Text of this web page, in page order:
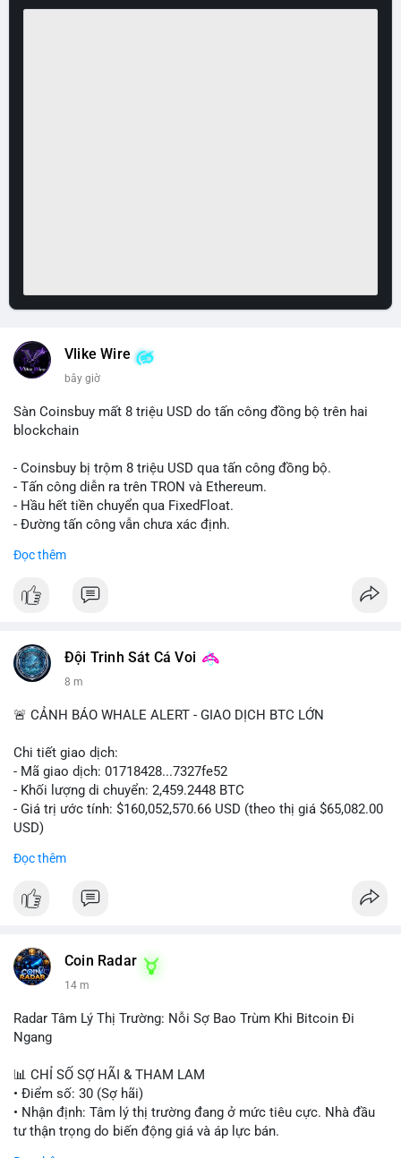
Vlike Wire
bây giờ
Sàn Coinsbuy mất 8 triệu USD do tấn công đồng bộ trên hai
blockchain
- Coinsbuy bị trộm 8 triệu USD qua tấn công đồng bộ.
- Tấn công diễn ra trên TRON và Ethereum.
- Hầu hết tiền chuyển qua FixedFloat.
- Đường tấn công vẫn chưa xác định.
#binancesquare
$trx $eth
📰 Nguồn: CoinDesk
Đọc thêm
Đội Trinh Sát Cá Voi
8 m
🚨 CẢNH BÁO WHALE ALERT - GIAO DỊCH BTC LỚN
Chi tiết giao dịch:
- Mã giao dịch: 01718428...7327fe52
- Khối lượng di chuyển: 2,459.2448 BTC
- Giá trị ước tính: $160,052,570.66 USD (theo thị giá $65,082.00
USD)
Khối lượng 2,459 BTC tương đương hơn 160 triệu USD được
việc di chuyển số lượng lớn này có thể phục vụ mục đích tái
phân bổ danh mục sang ví lạnh để nắm giữ dài hạn, hoặc
Động thái này có thể tạo áp lực tâm lý ngắn hạn lên thị trường
khi nhà đầu tư nhỏ lẻ lo ngại về khả năng bán tháo. Tuy nhiên,
xu hướng trung hạn.
Lời khuyên cho nhà đầu tư nhỏ lẻ:
Hãy theo dõi sát các giao dịch tiếp theo từ địa chỉ ví nguồn để
Đọc thêm
Coin Radar
14 m
Radar Tâm Lý Thị Trường: Nỗi Sợ Bao Trùm Khi Bitcoin Đi
Ngang
📊 CHỈ SỐ SỢ HÃI & THAM LAM
• Điểm số: 30 (Sợ hãi)
• Nhận định: Tâm lý thị trường đang ở mức tiêu cực. Nhà đầu
tư thận trọng do biến động giá và áp lực bán.